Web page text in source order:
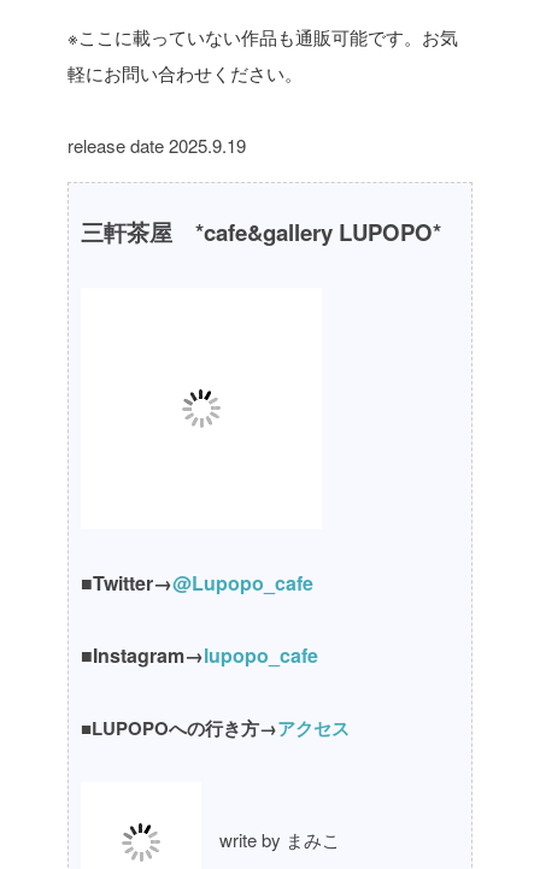
※ここに載っていない作品も通販可能です。お気
軽にお問い合わせください。
release date 2025.9.19
三軒茶屋 *cafe&gallery LUPOPO*
■Twitter→@Lupopo_cafe
■Instagram→lupopo_cafe
■LUPOPOへの行き方→アクセス
write by まみこ